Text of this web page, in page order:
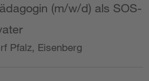
(m/w/d) als SOS-
Pfalz, Eisenberg